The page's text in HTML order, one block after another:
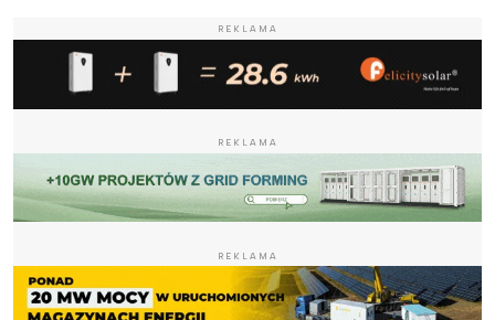
REKLAMA
REKLAMA
REKLAMA